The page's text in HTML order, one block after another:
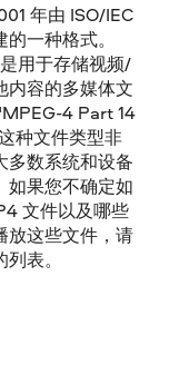
年由 ISO/IEC
一种格式。
用于存储视频/
内容的多媒体文
4 Part 14
种文件类型非
多数系统和设备
如果您不确定如
文件以及哪些
放这些文件，请
表。